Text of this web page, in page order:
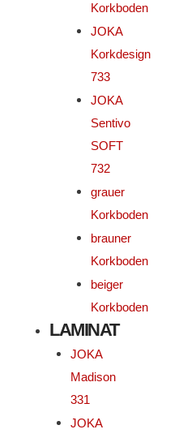
Korkboden
JOKA
Korkdesign
733
JOKA
Sentivo
SOFT
732
grauer
Korkboden
brauner
Korkboden
beiger
Korkboden
LAMINAT
JOKA
Madison
331
JOKA